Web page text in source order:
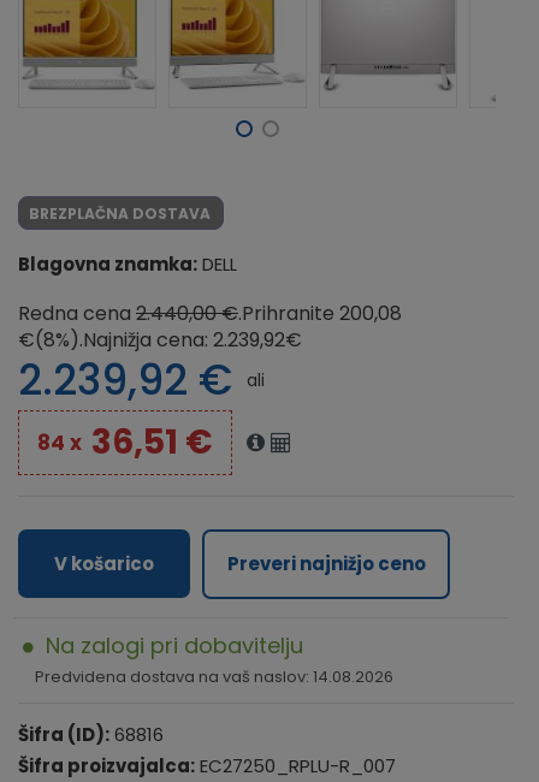
BREZPLAČNA DOSTAVA
Blagovna znamka:DELL
Redna cena 2.440,00 €.Prihranite 200,08
€(8%).Najnižja cena: 2.239,92€
2.239,92 € ali
84 x 36,51 €
V košarico Preveri najnižjo ceno
Na zalogi pri dobavitelju
Predvidena dostava na vaš naslov: 14.08.2026
Šifra (ID):68816
Šifra proizvajalca:EC27250_RPLU-R_007